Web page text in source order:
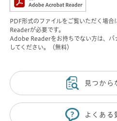
PDF形式のファイルをご覧いただく場
Readerが必要です。
Adobe Readerをお持ちでない方は、バ
してください。（無料）
見つから
よくある